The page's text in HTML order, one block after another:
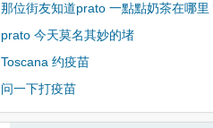
那位街友知道prato 一點點奶茶在哪里
prato 今天莫名其妙的堵
Toscana 约疫苗
问一下打疫苗